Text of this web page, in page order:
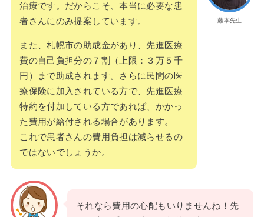
藤本先生
治療です。だからこそ、本当に必要な患
者さんにのみ提案しています。
また、札幌市の助成金があり、先進医療
費の自己負担分の７割（上限：３万５千
円）まで助成されます。さらに民間の医
療保険に加入されている方で、先進医療
特約を付加している方であれば、かかっ
た費用が給付される場合があります。
これで患者さんの費用負担は減らせるの
ではないでしょうか。
それなら費用の心配もいりませんね！先